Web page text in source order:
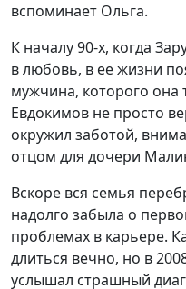
вспоминает Ольга.
К началу 90-х, когда
в любовь, в ее жизни
мужчина, которого она
Евдокимов не просто
окружил заботой,
отцом для дочери
Вскоре вся семья
надолго забыла о
проблемах в карьере.
длиться вечно, но в
услышал страшный